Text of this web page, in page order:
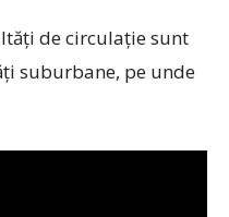
de circulație sunt
suburbane, pe unde